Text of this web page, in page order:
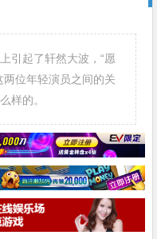
引起了轩然大波，“愿
两位年轻演员之间的关
样的。